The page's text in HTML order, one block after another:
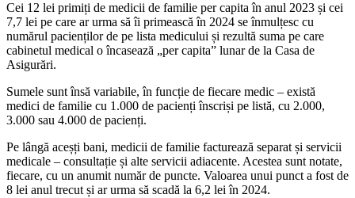
Cei 12 lei primiți de medicii de familie per capita în anul 2023 și cei
7,7 lei pe care ar urma să îi primească în 2024 se înmulțesc cu
numărul pacienților de pe lista medicului și rezultă suma pe care
cabinetul medical o încasează „per capita” lunar de la Casa de
Asigurări.
Sumele sunt însă variabile, în funcție de fiecare medic – există
medici de familie cu 1.000 de pacienți înscriși pe listă, cu 2.000,
3.000 sau 4.000 de pacienți.
Pe lângă aceșți bani, medicii de familie facturează separat și servicii
medicale – consultație și alte servicii adiacente. Acestea sunt notate,
fiecare, cu un anumit număr de puncte. Valoarea unui punct a fost de
8 lei anul trecut și ar urma să scadă la 6,2 lei în 2024.